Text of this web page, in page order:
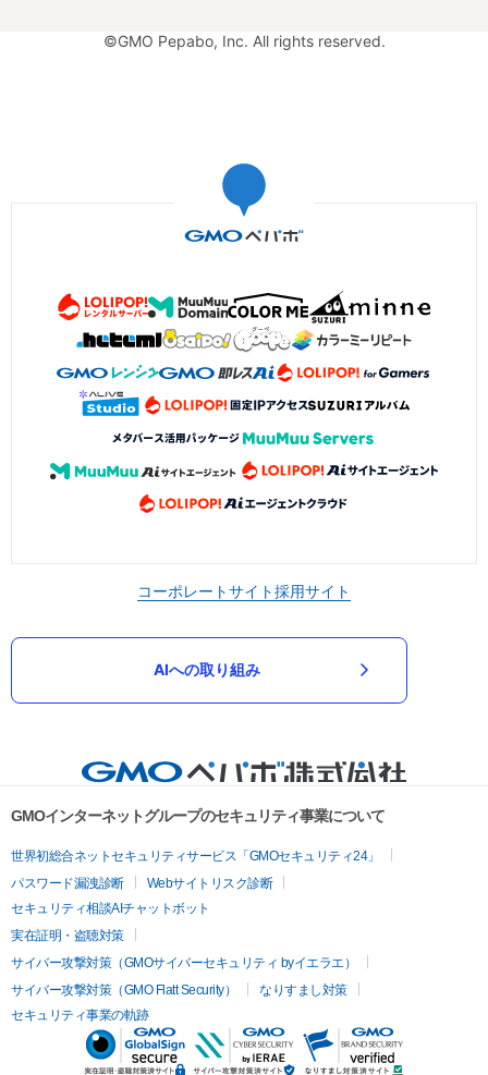
©GMO Pepabo, Inc. All rights reserved.
コーポレートサイト採用サイト
AIへの取り組み
GMOインターネットグループのセキュリティ事業について
世界初総合ネットセキュリティサービス「GMOセキュリティ24」
パスワード漏洩診断
Webサイトリスク診断
セキュリティ相談AIチャットボット
実在証明・盗聴対策
サイバー攻撃対策（GMOサイバーセキュリティ byイエラエ）
サイバー攻撃対策（GMO Flatt Security）
なりすまし対策
セキュリティ事業の軌跡